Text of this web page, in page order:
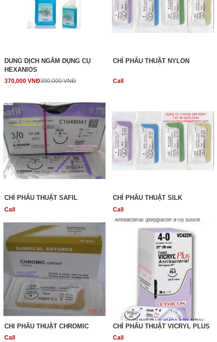
DUNG DỊCH NGÂM DỤNG CỤ
HEXANIOS
370,000 VNĐ390,000 VNĐ
CHỈ PHẨU THUẬT NYLON
Call
CHỈ PHẨU THUẬT SAFIL
Call
CHỈ PHẨU THUẬT SILK
Call
CHI PHẨU THUẬT CHROMIC
Call
CHỈ PHẨU THUẬT VICRYL PLUS
Call